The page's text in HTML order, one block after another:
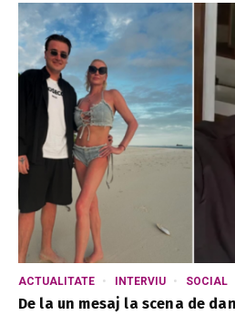
ACTUALITATE INTERVIU SOCIAL
De la un mesaj la scena de